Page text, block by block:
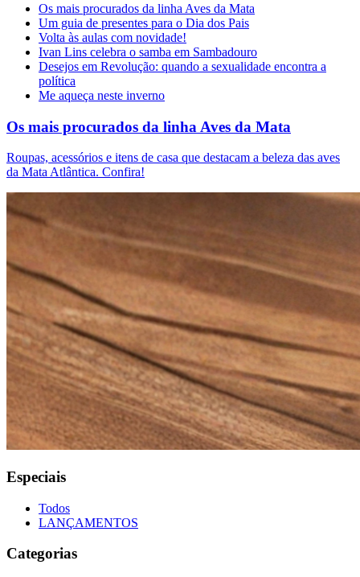
Os mais procurados da linha Aves da Mata
Um guia de presentes para o Dia dos Pais
Volta às aulas com novidade!
Ivan Lins celebra o samba em Sambadouro
Desejos em Revolução: quando a sexualidade encontra a
política
Me aqueça neste inverno
Os mais procurados da linha Aves da Mata
Roupas, acessórios e itens de casa que destacam a beleza das aves
da Mata Atlântica. Confira!
Especiais
Todos
LANÇAMENTOS
Categorias